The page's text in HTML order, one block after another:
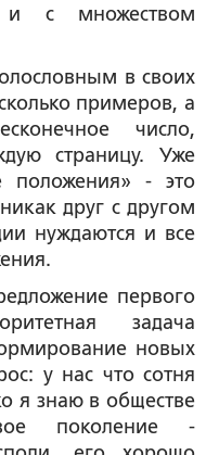
с множеством
в своих
примеров, а
число,
страницу. Уже
- это
друг с другом
нуждаются и все
первого
задача
новых
у нас что сотня
я знаю в обществе
поколение -